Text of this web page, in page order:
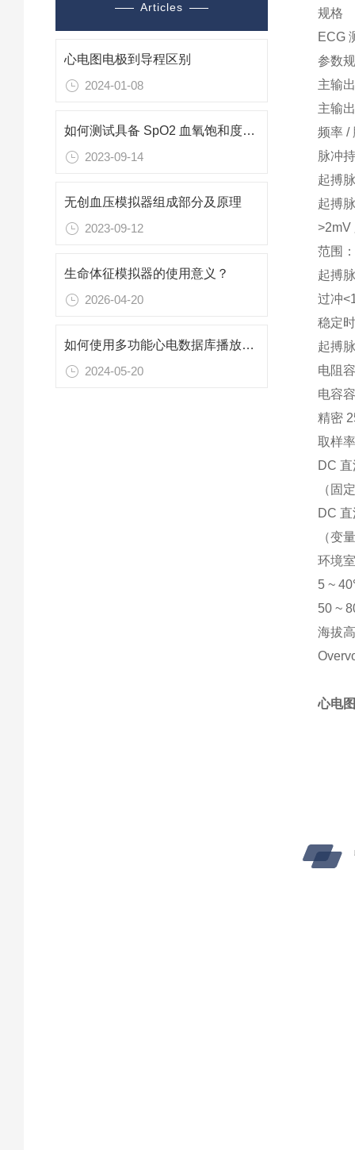
Articles
心电图电极到导程区别
2024-01-08
如何测试具备 SpO2 血氧饱和度量测功能的穿戴式装置
2023-09-14
无创血压模拟器组成部分及原理
2023-09-12
生命体征模拟器的使用意义？
2026-04-20
如何使用多功能心电数据库播放器进行心电图数据分析和管理？
2024-05-20
规格
ECG
参数
主输
主输
频率 /
脉冲
起搏
起搏
>2mV
范围
起搏
过冲
稳定
起搏
电阻
电容
精密
取样
DC
（固
DC
（变
环境
5 ~
50 ~
海拔
心电